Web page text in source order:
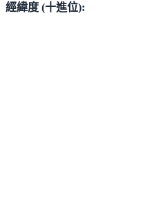
經緯度 (十進位):